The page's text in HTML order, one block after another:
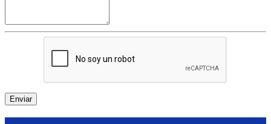
Enviar